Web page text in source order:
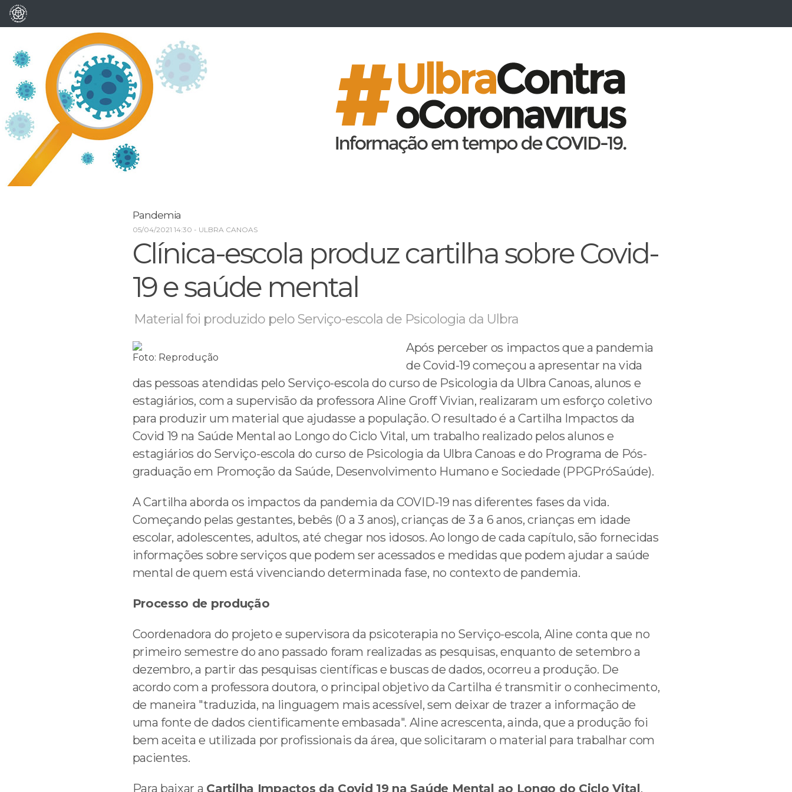
Pandemia
05/04/2021 14:30 - ULBRA CANOAS
Clínica-escola produz cartilha sobre Covid-
19 e saúde mental
Material foi produzido pelo Serviço-escola de Psicologia da Ulbra
Foto: Reprodução
Após perceber os impactos que a pandemia
de Covid-19 começou a apresentar na vida
das pessoas atendidas pelo Serviço-escola do curso de Psicologia da Ulbra Canoas, alunos e
estagiários, com a supervisão da professora Aline Groff Vivian, realizaram um esforço coletivo
para produzir um material que ajudasse a população. O resultado é a Cartilha Impactos da
Covid 19 na Saúde Mental ao Longo do Ciclo Vital, um trabalho realizado pelos alunos e
estagiários do Serviço-escola do curso de Psicologia da Ulbra Canoas e do Programa de Pós-
graduação em Promoção da Saúde, Desenvolvimento Humano e Sociedade (PPGPróSaúde).
A Cartilha aborda os impactos da pandemia da COVID-19 nas diferentes fases da vida.
Começando pelas gestantes, bebês (0 a 3 anos), crianças de 3 a 6 anos, crianças em idade
escolar, adolescentes, adultos, até chegar nos idosos. Ao longo de cada capítulo, são fornecidas
informações sobre serviços que podem ser acessados e medidas que podem ajudar a saúde
mental de quem está vivenciando determinada fase, no contexto de pandemia.
Processo de produção
Coordenadora do projeto e supervisora da psicoterapia no Serviço-escola, Aline conta que no
primeiro semestre do ano passado foram realizadas as pesquisas, enquanto de setembro a
dezembro, a partir das pesquisas científicas e buscas de dados, ocorreu a produção. De
acordo com a professora doutora, o principal objetivo da Cartilha é transmitir o conhecimento,
de maneira "traduzida, na linguagem mais acessível, sem deixar de trazer a informação de
uma fonte de dados cientificamente embasada". Aline acrescenta, ainda, que a produção foi
bem aceita e utilizada por profissionais da área, que solicitaram o material para trabalhar com
pacientes.
Para baixar a Cartilha Impactos da Covid 19 na Saúde Mental ao Longo do Ciclo Vital,